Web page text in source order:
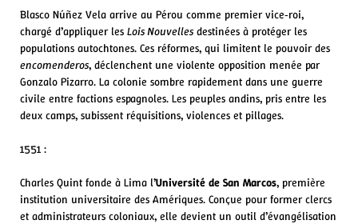
Blasco Núñez Vela arrive au Pérou comme premier vice‑roi,
chargé d’appliquer les Lois Nouvelles destinées à protéger les
populations autochtones. Ces réformes, qui limitent le pouvoir des
encomenderos, déclenchent une violente opposition menée par
Gonzalo Pizarro. La colonie sombre rapidement dans une guerre
civile entre factions espagnoles. Les peuples andins, pris entre les
deux camps, subissent réquisitions, violences et pillages.
1551 :
Charles Quint fonde à Lima l’Université de San Marcos, première
institution universitaire des Amériques. Conçue pour former clercs
et administrateurs coloniaux, elle devient un outil d’évangélisation